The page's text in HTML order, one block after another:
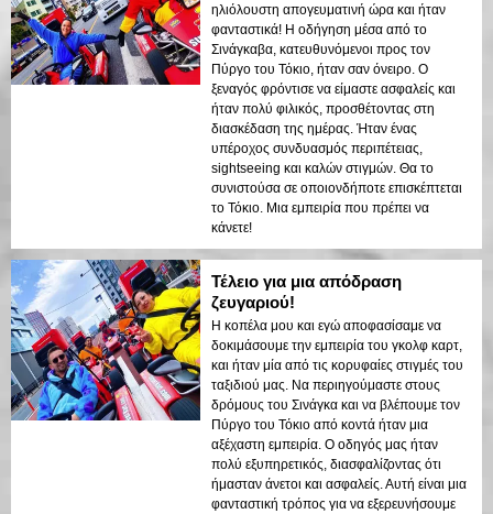
ηλιόλουστη απογευματινή ώρα και ήταν
φανταστικά! Η οδήγηση μέσα από το
Σινάγκαβα, κατευθυνόμενοι προς τον
Πύργο του Τόκιο, ήταν σαν όνειρο. Ο
ξεναγός φρόντισε να είμαστε ασφαλείς και
ήταν πολύ φιλικός, προσθέτοντας στη
διασκέδαση της ημέρας. Ήταν ένας
υπέροχος συνδυασμός περιπέτειας,
sightseeing και καλών στιγμών. Θα το
συνιστούσα σε οποιονδήποτε επισκέπτεται
το Τόκιο. Μια εμπειρία που πρέπει να
κάνετε!
Τέλειο για μια απόδραση
ζευγαριού!
Η κοπέλα μου και εγώ αποφασίσαμε να
δοκιμάσουμε την εμπειρία του γκολφ καρτ,
και ήταν μία από τις κορυφαίες στιγμές του
ταξιδιού μας. Να περιηγούμαστε στους
δρόμους του Σινάγκα και να βλέπουμε τον
Πύργο του Τόκιο από κοντά ήταν μια
αξέχαστη εμπειρία. Ο οδηγός μας ήταν
πολύ εξυπηρετικός, διασφαλίζοντας ότι
ήμασταν άνετοι και ασφαλείς. Αυτή είναι μια
φανταστική τρόπος για να εξερευνήσουμε